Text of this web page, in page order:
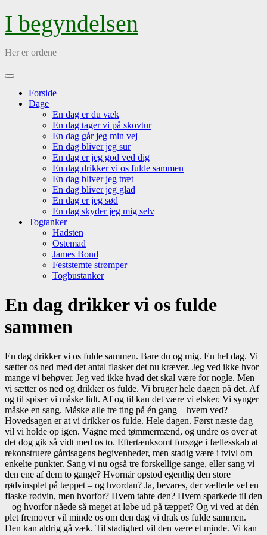
Skip
content
I begyndelsen
Her er ordene
Open
Forside
Dage
En dag er du væk
En dag tager vi på skovtur
En dag går jeg min vej
En dag bliver jeg sur
En dag er jeg god ved dig
En dag drikker vi os fulde sammen
En dag bliver jeg træt
En dag bliver jeg glad
En dag er jeg sød
En dag skyder jeg mig selv
Togtanker
Hadsten
Ostemad
James Bond
Feststemte strømper
Togbustanker
Menu
En dag drikker vi os fulde
sammen
En dag drikker vi os fulde sammen. Bare du og mig. En hel dag. Vi
sætter os ned med det antal flasker det nu kræver. Jeg ved ikke hvor
mange vi behøver. Jeg ved ikke hvad det skal være for nogle. Men
vi sætter os ned og drikker os fulde. Vi bruger hele dagen på det. Af
og til spiser vi måske lidt. Af og til kan det være vi elsker. Vi synger
måske en sang. Måske alle tre ting på én gang – hvem ved?
Hovedsagen er at vi drikker os fulde. Hele dagen. Først næste dag
vil vi holde op igen. Vågne med tømmermænd, og undre os over at
det dog gik så vidt med os to. Eftertænksomt forsøge i fællesskab at
rekonstruere gårdsagens begivenheder, men stadig være i tvivl om
enkelte punkter. Sang vi nu også tre forskellige sange, eller sang vi
den ene af dem to gange? Hvornår opstod egentlig den store
rødvinsplet på tæppet – og hvordan? Ja, bevares, der væltede vel en
flaske rødvin, men hvorfor? Hvem tabte den? Hvem sparkede til den
– og hvorfor nåede så meget at løbe ud på tæppet? Og vi ved at dén
plet fremover vil minde os om den dag vi drak os fulde sammen.
Den kan aldrig gå væk. Til stadighed vil den være et minde. Vi kan